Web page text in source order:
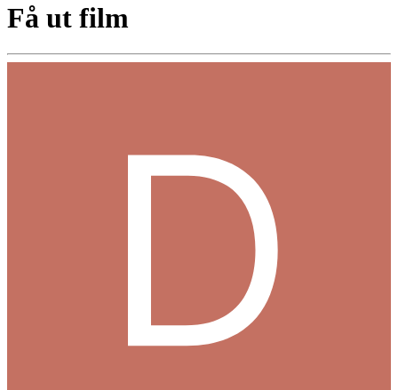
Få ut film